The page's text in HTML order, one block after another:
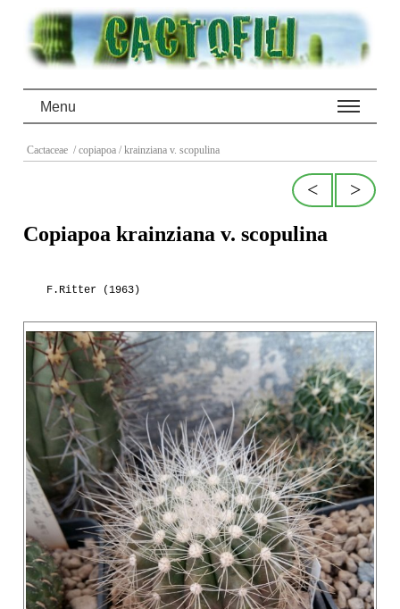
Menu
Cactaceae / copiapoa / krainziana v. scopulina
>
<
Copiapoa krainziana v. scopulina
F.Ritter (1963)